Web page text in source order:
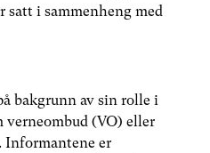
satt i sammenheng med
bakgrunn av sin rolle i
verneombud (VO) eller
Informantene er